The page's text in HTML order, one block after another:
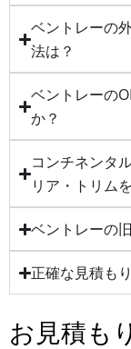
ベントレーの
法は？
ベントレーの
か？
コンチネンタ
リア・トリム
ベントレーの
正確な見積も
お見積も